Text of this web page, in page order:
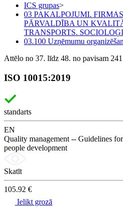
ICS grupas>
03 PAKALPOJUMI.
PĀRVALDĪBA UN
TRANSPORTS.
03.100 Uzņēmumu
Attēlo no 37. līdz 48. no pavisam
ISO 10015:2019
standarts
EN
Quality management -- Guidelines
people development
Skatīt
105.92 €
Ielikt grozā